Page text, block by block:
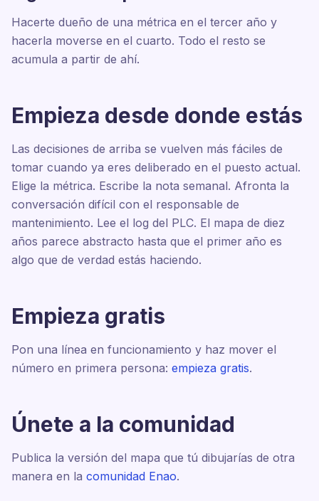
Hacerte dueño de una métrica en el tercer año y
hacerla moverse en el cuarto. Todo el resto se
acumula a partir de ahí.
Empieza desde donde estás
Las decisiones de arriba se vuelven más fáciles de
tomar cuando ya eres deliberado en el puesto actual.
Elige la métrica. Escribe la nota semanal. Afronta la
conversación difícil con el responsable de
mantenimiento. Lee el log del PLC. El mapa de diez
años parece abstracto hasta que el primer año es
algo que de verdad estás haciendo.
Empieza gratis
Pon una línea en funcionamiento y haz mover el
número en primera persona: empieza gratis.
Únete a la comunidad
Publica la versión del mapa que tú dibujarías de otra
manera en la comunidad Enao.